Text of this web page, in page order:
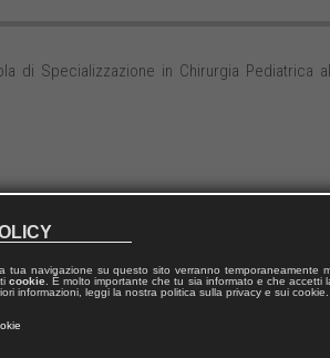
di Specializzazione in Chirurgia Pediatrica
tua navigazione su questo sito verranno temporaneamente
cookie. È molto importante che tu sia informato e che accetti
informazioni, leggi la nostra politica sulla privacy e sui cookie.